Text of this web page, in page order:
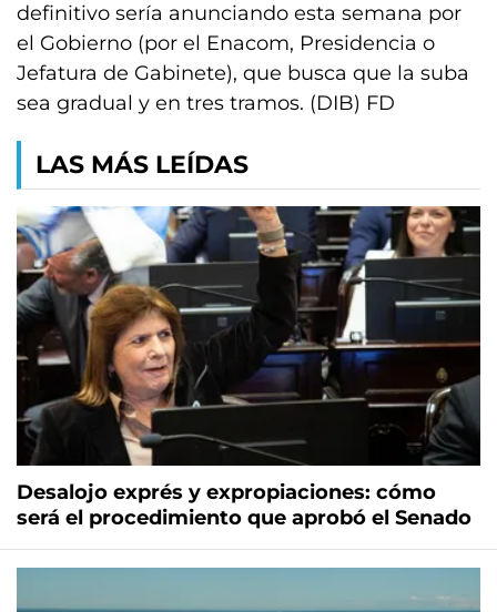
definitivo sería anunciando esta semana por
el Gobierno (por el Enacom, Presidencia o
Jefatura de Gabinete), que busca que la suba
sea gradual y en tres tramos. (DIB) FD
LAS MÁS LEÍDAS
Desalojo exprés y expropiaciones: cómo
será el procedimiento que aprobó el Senado